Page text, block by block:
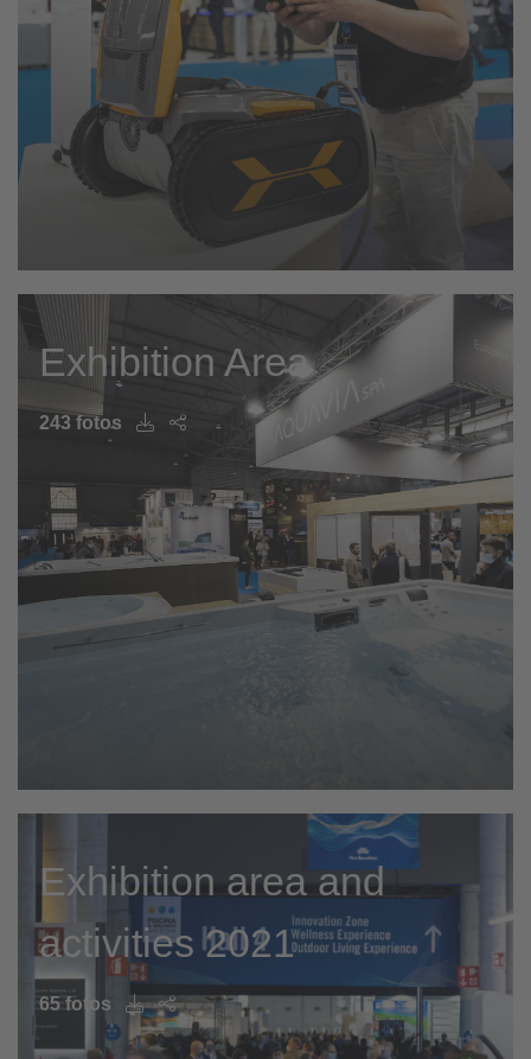
Exhibition Area
243 fotos
Exhibition area and
activities 2021
65 fotos